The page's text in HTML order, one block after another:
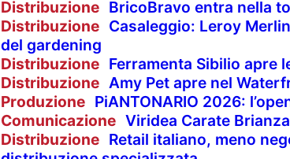
Distribuzione BricoBravo entra nella
Distribuzione Casaleggio: Leroy
del gardening
Distribuzione Ferramenta Sibilio apre
Distribuzione Amy Pet apre nel
Produzione PiANTONARIO 2026:
Comunicazione Viridea Carate
Distribuzione Retail italiano, meno